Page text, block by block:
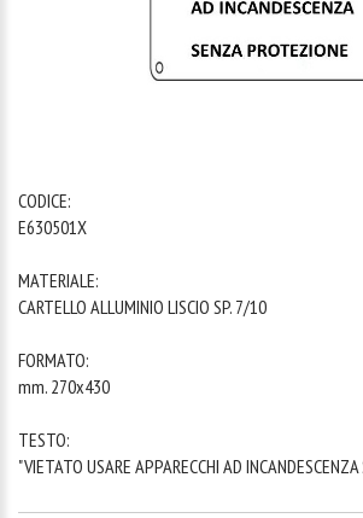
CODICE:
E630501X
MATERIALE:
CARTELLO ALLUMINIO LISCIO SP. 7/10
FORMATO:
mm. 270x430
TESTO:
"VIETATO USARE APPARECCHI AD